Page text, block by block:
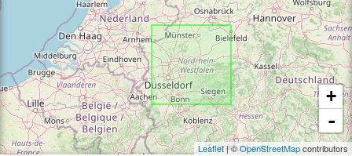
+
-
Leaflet| ©OpenStreetMapcontributors